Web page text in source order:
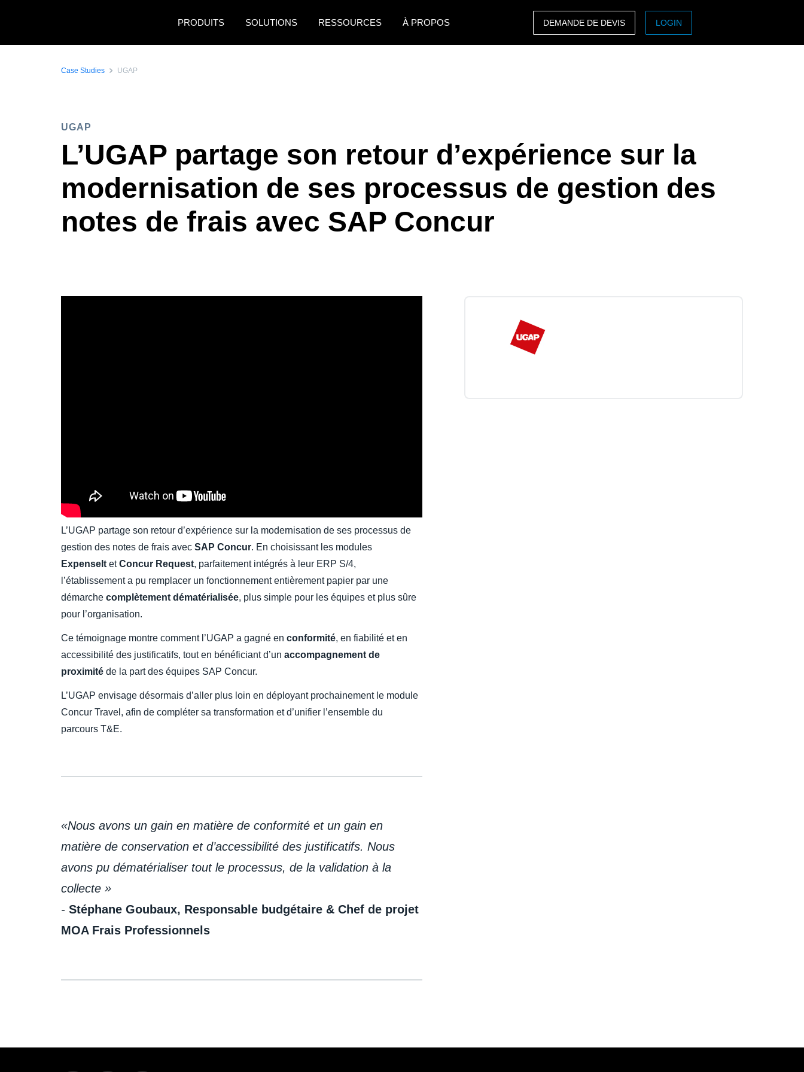
PRODUITS
SOLUTIONS RESSOURCES À PROPOS
México (Español)
Brasil (Português)
Italia (Italiano)
Nederlands (English)
Denmark (English)
Singapore (English)
DEMANDE DE DEVIS LOGIN
Case Studies UGAP
UGAP
L’UGAP partage son retour d’expérience sur la
modernisation de ses processus de gestion des
notes de frais avec SAP Concur
L’UGAP partage son retour d’expérience sur la modernisation de ses processus de
gestion des notes de frais avec SAP Concur. En choisissant les modules
ExpenseIt etConcur Request, parfaitement intégrés à leur ERP S/4,
l’établissement a pu remplacer un fonctionnement entièrement papier par une
démarche complètement dématérialisée, plus simple pour les équipes et plus sûre
pour l’organisation.
Ce témoignage montre comment l’UGAP a gagné en conformité, en fiabilité et en
accessibilité des justificatifs, tout en bénéficiant d’un accompagnement de
proximité de la part des équipes SAP Concur.
L’UGAP envisage désormais d’aller plus loin en déployant prochainement le module
Concur Travel, afin de compléter sa transformation et d’unifier l’ensemble du
parcours T&E.
«Nous avons un gain en matière de conformité et un gain en
matière de conservation et d’accessibilité des justificatifs. Nous
avons pu dématérialiser tout le processus, de la validation à la
collecte »
- Stéphane Goubaux, Responsable budgétaire & Chef de projet
MOA Frais Professionnels